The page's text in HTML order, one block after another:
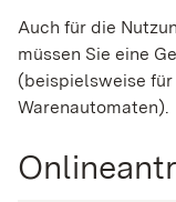
Auch für die
müssen Sie eine
(beispielsweise
Warenautomaten).